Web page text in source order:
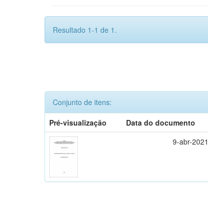
Resultado 1-1 de 1.
Conjunto de itens:
Pré-visualização
Data do documento
9-abr-2021